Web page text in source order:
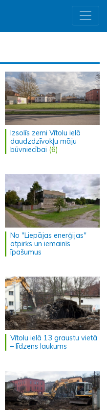
Izsolīs zemi Vītolu ielā
daudzdzīvokļu māju
būvniecībai (6)
No "Liepājas enerģijas"
atpirks un iemainīs
īpašumus
Vītolu ielā 13 graustu vietā
– līdzens laukums